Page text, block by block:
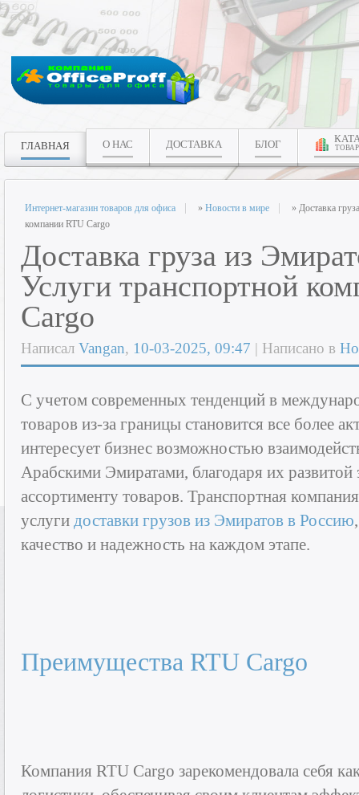
ГЛАВНАЯ О НАС ДОСТАВКА БЛОГ
Интернет-магазин товаров для офиса » Новости в мире
» Доставка
компании RTU Cargo
Доставка груза из
Услуги транспортной
Cargo
Написал Vangan, 10-03-2025, 09:47 | Написано в
С учетом современных тенденций в
товаров из-за границы становится все более
интересует бизнес возможностью
Арабскими Эмиратами, благодаря их
ассортименту товаров. Транспортная
услуги доставки грузов из Эмиратов в Россию
качество и надежность на каждом этапе.
Преимущества RTU Cargo
Компания RTU Cargo зарекомендовала себя